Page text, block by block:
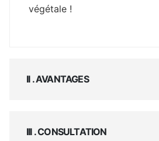
végétale !
II . AVANTAGES
III . CONSULTATION